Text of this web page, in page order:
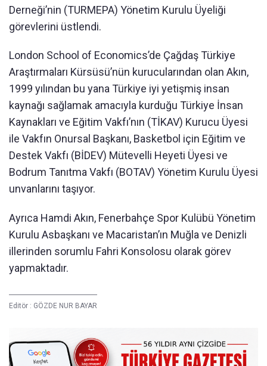
Derneği’nin (TURMEPA) Yönetim Kurulu Üyeliği
görevlerini üstlendi.
London School of Economics’de Çağdaş Türkiye
Araştırmaları Kürsüsü’nün kurucularından olan Akın,
1999 yılından bu yana Türkiye iyi yetişmiş insan
kaynağı sağlamak amacıyla kurduğu Türkiye İnsan
Kaynakları ve Eğitim Vakfı’nın (TİKAV) Kurucu Üyesi
ile Vakfın Onursal Başkanı, Basketbol için Eğitim ve
Destek Vakfı (BİDEV) Mütevelli Heyeti Üyesi ve
Bodrum Tanıtma Vakfı (BOTAV) Yönetim Kurulu Üyesi
unvanlarını taşıyor.
Ayrıca Hamdi Akın, Fenerbahçe Spor Kulübü Yönetim
Kurulu Asbaşkanı ve Macaristan’ın Muğla ve Denizli
illerinden sorumlu Fahri Konsolosu olarak görev
yapmaktadır.
Editör : GÖZDE NUR BAYAR